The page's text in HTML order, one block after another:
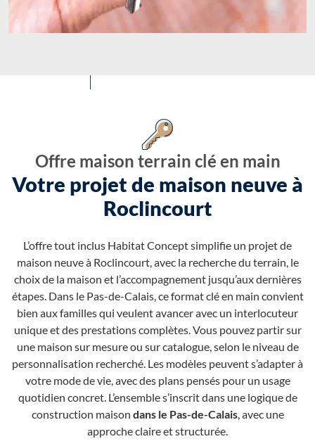
Offre maison terrain clé en main
Votre projet de maison neuve à
Roclincourt
L’offre tout inclus Habitat Concept simplifie un projet de
maison neuve à Roclincourt, avec la recherche du terrain, le
choix de la maison et l’accompagnement jusqu’aux dernières
étapes. Dans le Pas-de-Calais, ce format clé en main convient
bien aux familles qui veulent avancer avec un interlocuteur
unique et des prestations complètes. Vous pouvez partir sur
une maison sur mesure ou sur catalogue, selon le niveau de
personnalisation recherché. Les modèles peuvent s’adapter à
votre mode de vie, avec des plans pensés pour un usage
quotidien concret. L’ensemble s’inscrit dans une logique de
construction maison dans le Pas-de-Calais, avec une
approche claire et structurée.